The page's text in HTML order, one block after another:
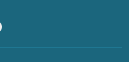
Instagram